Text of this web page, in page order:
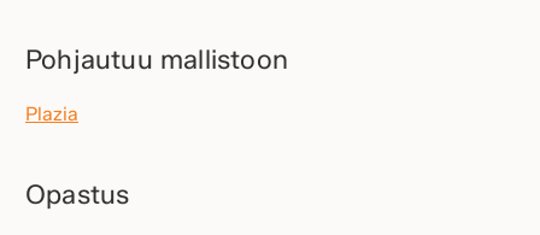
Pohjautuu mallistoon
Plazia
Opastus